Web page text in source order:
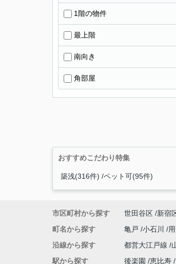
1階の物件
最上階
南向き
角部屋
おすすめこだわり特集
築浅(316件) ペット可(95件)
市区町村から探す 世田谷区 新宿
町名から探す
亀戸 小石川
沿線から探す
都営大江戸線
駅から探す
後楽園 恵比寿